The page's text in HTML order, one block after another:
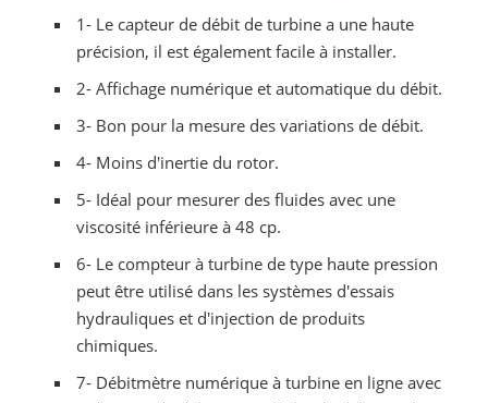
1- Le capteur de débit de turbine a une haute
précision, il est également facile à installer.
2- Affichage numérique et automatique du débit.
3- Bon pour la mesure des variations de débit.
4- Moins d'inertie du rotor.
5- Idéal pour mesurer des fluides avec une
viscosité inférieure à 48 cp.
6- Le compteur à turbine de type haute pression
peut être utilisé dans les systèmes d'essais
hydrauliques et d'injection de produits
chimiques.
7- Débitmètre numérique à turbine en ligne avec